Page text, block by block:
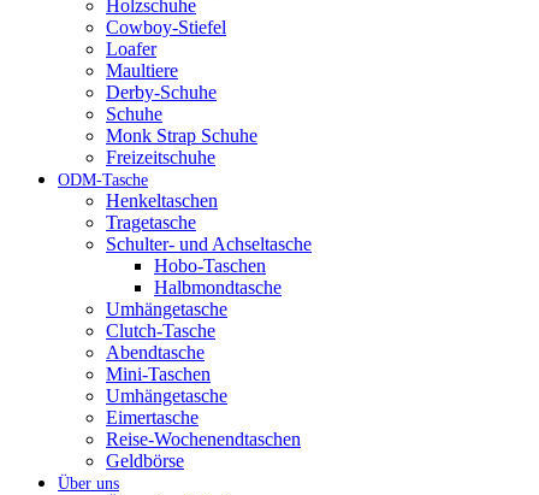
Holzschuhe
Cowboy-Stiefel
Loafer
Maultiere
Derby-Schuhe
Schuhe
Monk Strap Schuhe
Freizeitschuhe
ODM-Tasche
Henkeltaschen
Tragetasche
Schulter- und Achseltasche
Hobo-Taschen
Halbmondtasche
Umhängetasche
Clutch-Tasche
Abendtasche
Mini-Taschen
Umhängetasche
Eimertasche
Reise-Wochenendtaschen
Geldbörse
Über uns